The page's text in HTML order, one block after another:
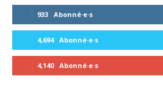
933 Abonné·e·s
4,694 Abonné·e·s
4,140 Abonné·e·s